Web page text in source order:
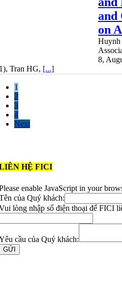
and
on
Huynh
8,
Tran HG, [...]
1
2
3
4
Next
HỆ FICI
enable JavaScript in your
của Quý khách:
lòng nhập số điện thoại để FICI
cầu của Quý khách:
GỬI